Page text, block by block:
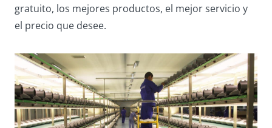
gratuito, los mejores productos, el mejor servicio y
el precio que desee.